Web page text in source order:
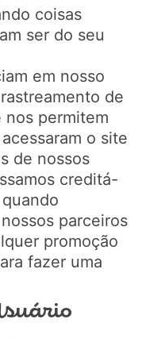
coisas
ser do seu
em nosso
de
nos permitem
o site
de nossos
creditá-
parceiros
promoção
fazer uma